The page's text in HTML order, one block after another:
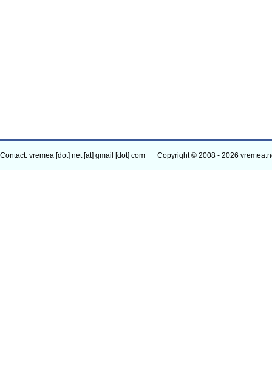
Contact: vremea [dot] net [at] gmail [dot] com Copyright © 2008 - 2026